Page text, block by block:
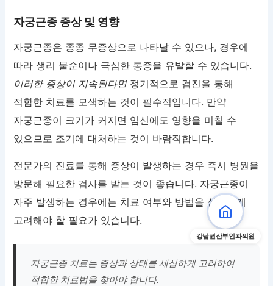
자궁근종 증상 및 영향
자궁근종은 종종 무증상으로 나타날 수 있으나, 경우에
따라 생리 불순이나 극심한 통증을 유발할 수 있습니다.
이러한 증상이 지속된다면정기적으로 검진을 통해
적합한 치료를 모색하는 것이 필수적입니다. 만약
자궁근종이 크기가 커지면 임신에도 영향을 미칠 수
있으므로 조기에 대처하는 것이 바람직합니다.
전문가의 진료를 통해 증상이 발생하는 경우 즉시 병원을
방문해 필요한 검사를 받는 것이 좋습니다. 자궁근종이
자주 발생하는 경우에는 치료 여부와 방법을 심각하게
고려해야 할 필요가 있습니다.
자궁근종 치료는 증상과 상태를 세심하게 고려하여
적합한 치료법을 찾아야 합니다.
강남권산부인과의원